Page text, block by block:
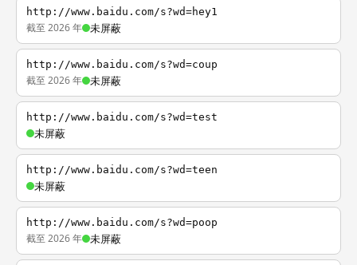
http://www.baidu.com/s?wd=hey1
截至 2026 年 未屏蔽
http://www.baidu.com/s?wd=coup
截至 2026 年 未屏蔽
http://www.baidu.com/s?wd=test
未屏蔽
http://www.baidu.com/s?wd=teen
未屏蔽
http://www.baidu.com/s?wd=poop
截至 2026 年 未屏蔽